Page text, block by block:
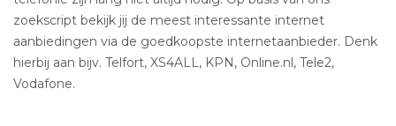
zoekscript bekijk jij de meest interessante internet
aanbiedingen via de goedkoopste internetaanbieder. Denk
hierbij aan bijv. Telfort, XS4ALL, KPN, Online.nl, Tele2,
Vodafone.